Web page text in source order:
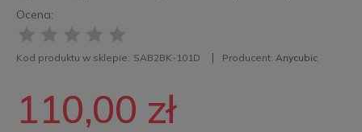
Ocena:
Kod produktu w sklepie: SAB2BK-101D Producent: Anycubic
110,00 zł